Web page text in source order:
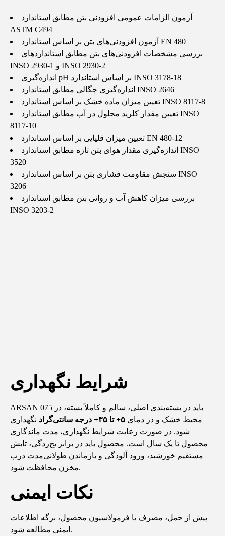
آزمون الزامات عمومی افزودنی بتن مطابق استاندارد
ASTM C494
آزمون افزودنی‌های بتن بر اساس استاندارد EN 480
بررسی مشخصات افزودنی‌های بتن مطابق استانداردهای
INSO 2930-1 و INSO 2930-2
اندازه‌گیری pH بر اساس استاندارد INSO 3178-18
اندازه‌گیری چگالی مطابق استاندارد INSO 2646
تعیین میزان ماده خشک بر اساس استاندارد INSO 8117-8
تعیین مقدار کلرید محلول در آب مطابق استاندارد INSO
8117-10
تعیین میزان قلیایی بر اساس استاندارد EN 480-12
اندازه‌گیری مقدار هوای بتن تازه مطابق استاندارد INSO
3520
سنجش مقاومت فشاری بتن بر اساس استاندارد INSO
3206
بررسی میزان کاهش آب و روانی بتن مطابق استاندارد
INSO 3203-2
شرایط نگهداری
ARSAN 075 باید در بسته‌بندی اصلی، سالم و کاملاً بسته، در
محیط خشک و در دمای ۵+تا ۳۵+ درجه سانتی‌گراد نگهداری
شود. در صورت رعایت شرایط نگهداری، مدت ماندگاری
محصول تا یک سال است. محصول باید در برابر یخ‌زدگی، تابش
مستقیم خورشید، ورود آلودگی و بازماندن طولانی‌مدت درب
مخزن محافظت شود.
نکات ایمنی
پیش از حمل، مصرف یا فرمولاسیون محصول، برگه اطلاعات
ایمنی مطالعه شود.